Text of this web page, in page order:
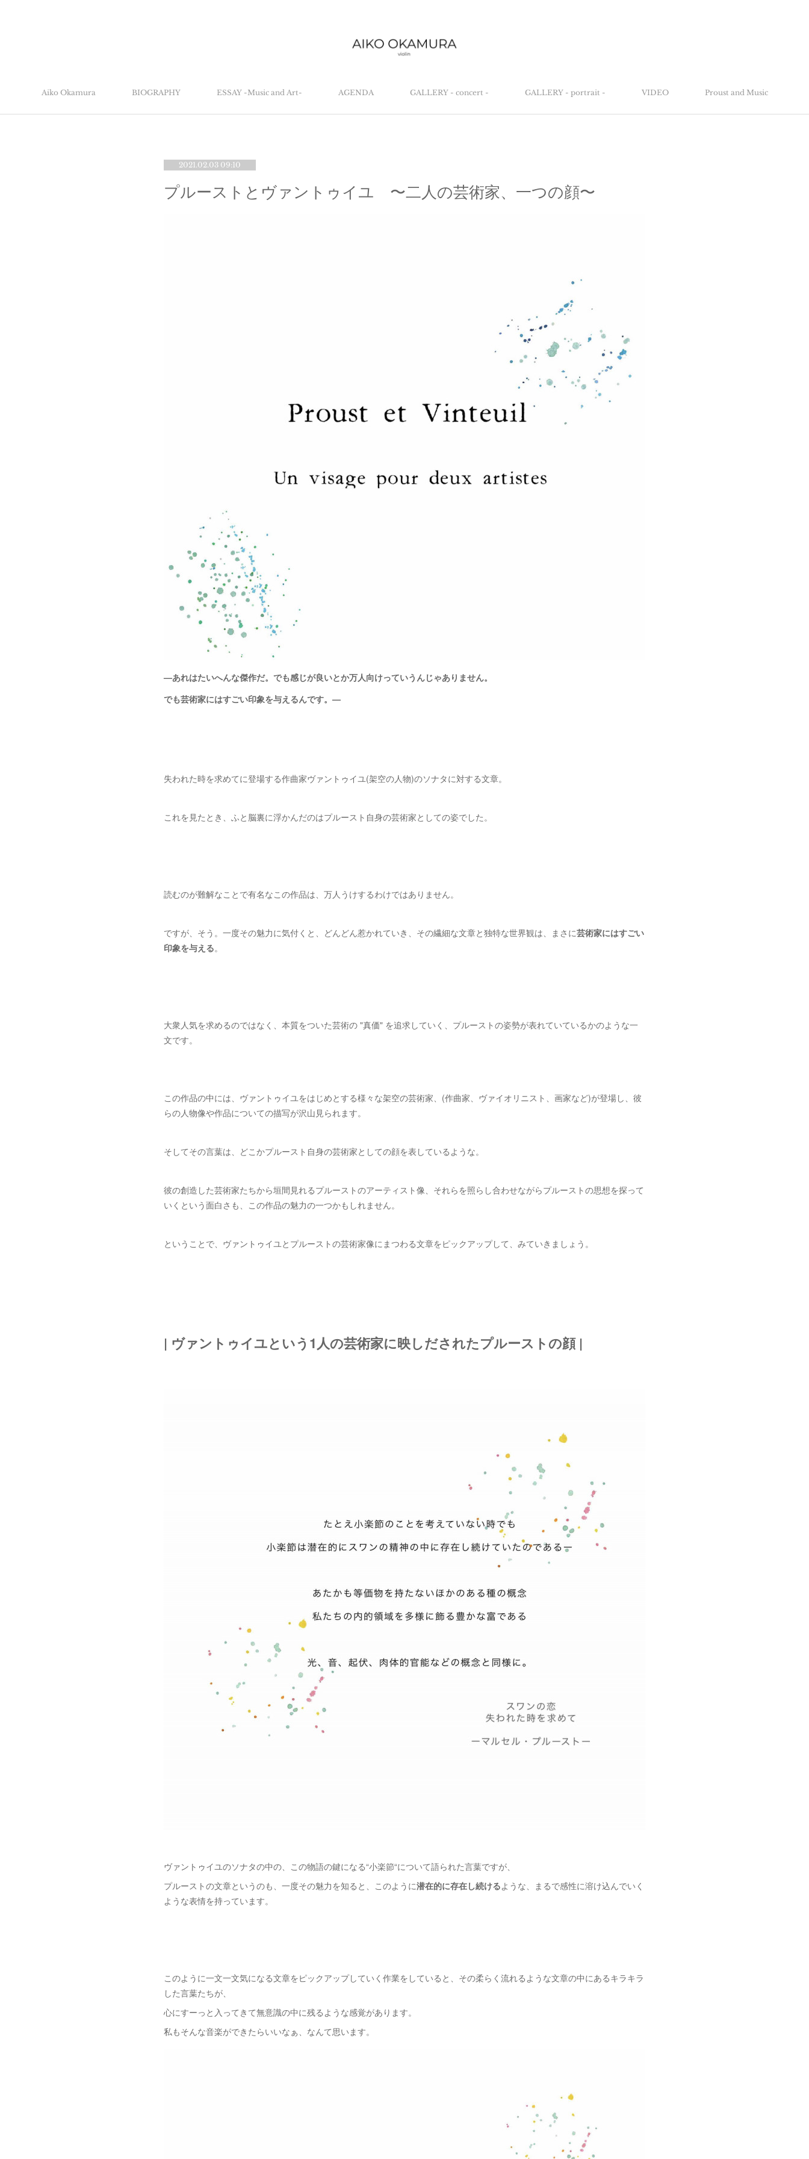
Aiko Okamura BIOGRAPHY ESSAY -Music and Art- AGENDA GALLERY - concert - GALLERY - portrait - VIDEO Proust and Music
2021.02.03 09:10
プルーストとヴァントゥイユ 〜二人の芸術家、一つの顔〜
—あれはたいへんな傑作だ。でも感じが良いとか万人向けっていうんじゃありません。
でも芸術家にはすごい印象を与えるんです。—
失われた時を求めてに登場する作曲家ヴァントゥイユ(架空の人物)のソナタに対する文章。
これを見たとき、ふと脳裏に浮かんだのはプルースト自身の芸術家としての姿でした。
読むのが難解なことで有名なこの作品は、万人うけするわけではありません。
ですが、そう。一度その魅力に気付くと、どんどん惹かれていき、その繊細な文章と独特な世界観は、まさに芸術家にはすごい
印象を与える。
大衆人気を求めるのではなく、本質をついた芸術の "真価" を追求していく、プルーストの姿勢が表れていているかのような一
文です。
この作品の中には、ヴァントゥイユをはじめとする様々な架空の芸術家、(作曲家、ヴァイオリニスト、画家など)が登場し、彼
らの人物像や作品についての描写が沢山見られます。
そしてその言葉は、どこかプルースト自身の芸術家としての顔を表しているような。
彼の創造した芸術家たちから垣間見れるプルーストのアーティスト像、それらを照らし合わせながらプルーストの思想を探って
いくという面白さも、この作品の魅力の一つかもしれません。
ということで、ヴァントゥイユとプルーストの芸術家像にまつわる文章をピックアップして、みていきましょう。
| ヴァントゥイユという1人の芸術家に映しだされたプルーストの顔 |
ヴァントゥイユのソナタの中の、この物語の鍵になる“小楽節“について語られた言葉ですが、
プルーストの文章というのも、一度その魅力を知ると、このように潜在的に存在し続けるような、まるで感性に溶け込んでいく
ような表情を持っています。
このように一文一文気になる文章をピックアップしていく作業をしていると、その柔らく流れるような文章の中にあるキラキラ
した言葉たちが、
心にすーっと入ってきて無意識の中に残るような感覚があります。
私もそんな音楽ができたらいいなぁ、なんて思います。